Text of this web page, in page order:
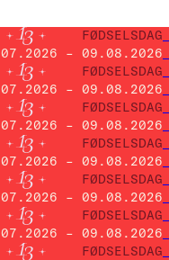
FØDSELSDAG
– 09.08.2026
FØDSELSDAG
– 09.08.2026
FØDSELSDAG
– 09.08.2026
FØDSELSDAG
– 09.08.2026
FØDSELSDAG
– 09.08.2026
FØDSELSDAG
– 09.08.2026
FØDSELSDAG